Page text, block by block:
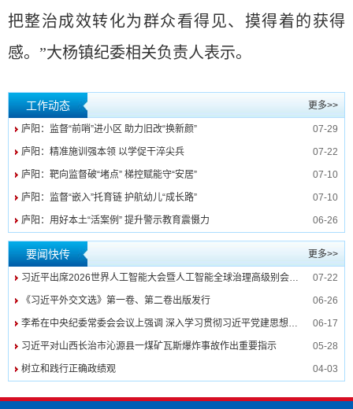
把整治成效转化为群众看得见、摸得着的获得
感。”大杨镇纪委相关负责人表示。
工作动态 更多>>
庐阳：监督“前哨”进小区 助力旧改“换新颜” 07-29
庐阳：精准施训强本领 以学促干淬尖兵 07-22
庐阳：靶向监督破“堵点” 梯控赋能守“安居” 07-10
庐阳：监督“嵌入”托育链 护航幼儿“成长路” 07-10
庐阳：用好本土“活案例” 提升警示教育震慑力 06-26
要闻快传 更多>>
习近平出席2026世界人工智能大会暨人工智能全球治理高级别会议开幕式并发表主旨讲话 07-22
《习近平外交文选》第一卷、第二卷出版发行 06-26
李希在中央纪委常委会会议上强调 深入学习贯彻习近平党建思想 纵深推进纪检监察工作高质量发展 06-17
习近平对山西长治市沁源县一煤矿瓦斯爆炸事故作出重要指示 05-28
树立和践行正确政绩观 04-03